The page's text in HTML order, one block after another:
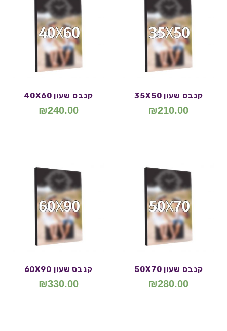
קנבס שעון 35X50
₪210.00
קנבס שעון 40X60
₪240.00
קנבס שעון 50X70
₪280.00
קנבס שעון 60X90
₪330.00